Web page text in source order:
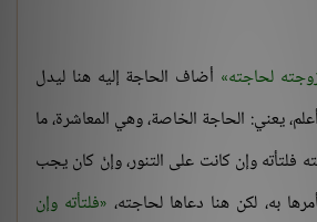
لحاجته أضاف الحاجة إليه هنا ليدل
يعني: الحاجة الخاصة، وهي المعاشرة، ما
فلتأته وإن كانت على التنور، وإنْ كان يجب
به، لكن هنا دعاها لحاجته، فلتأته وإن